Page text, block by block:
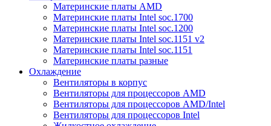
Материнские платы AMD
Материнские платы Intel soc.1700
Материнские платы Intel soc.1200
Материнские платы Intel soc.1151 v2
Материнские платы Intel soc.1151
Материнские платы разные
Охлаждение
Вентиляторы в корпус
Вентиляторы для процессоров AMD
Вентиляторы для процессоров AMD/Intel
Вентиляторы для процессоров Intel